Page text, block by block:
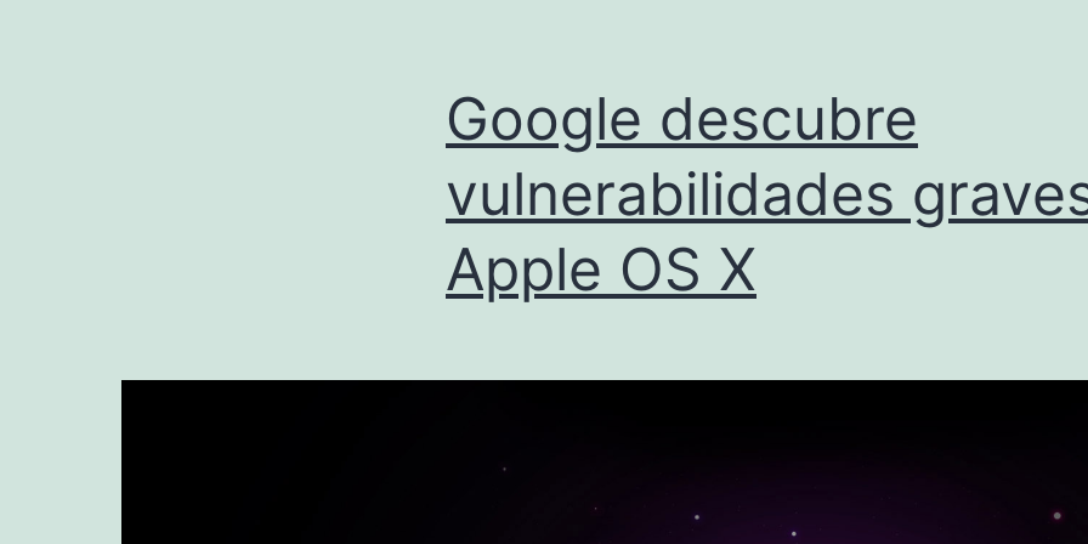
Google descubre
vulnerabilidades
Apple OS X